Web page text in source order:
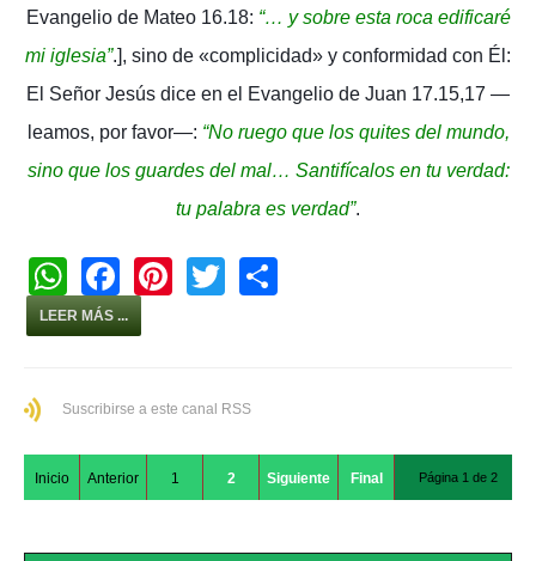
Evangelio de Mateo 16.18: “… y sobre esta roca edificaré
mi iglesia”.], sino de «complicidad» y conformidad con Él:
El Señor Jesús dice en el Evangelio de Juan 17.15,17 —
leamos, por favor—: “No ruego que los quites del mundo,
sino que los guardes del mal… Santifícalos en tu verdad:
tu palabra es verdad”.
W
h
at
A
p
p
F
a
c
b
o
o
Pi
st
T
LEER MÁS ...
Suscribirse a este canal RSS
Inicio Anterior 1 2 Siguiente Final Página 1 de 2